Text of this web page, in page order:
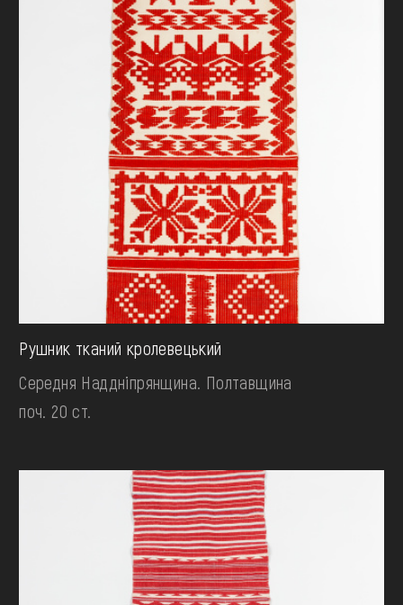
Рушник тканий кролевецький
Середня Наддніпрянщина. Полтавщина
поч. 20 ст.